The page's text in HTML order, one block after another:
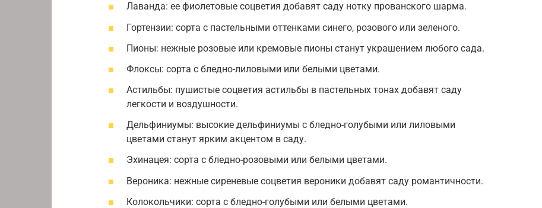
Лаванда: ее фиолетовые соцветия добавят саду нотку прованского шарма.
Гортензии: сорта с пастельными оттенками синего, розового или зеленого.
Пионы: нежные розовые или кремовые пионы станут украшением любого сада.
Флоксы: сорта с бледно-лиловыми или белыми цветами.
Астильбы: пушистые соцветия астильбы в пастельных тонах добавят саду
легкости и воздушности.
Дельфиниумы: высокие дельфиниумы с бледно-голубыми или лиловыми
цветами станут ярким акцентом в саду.
Эхинацея: сорта с бледно-розовыми или белыми цветами.
Вероника: нежные сиреневые соцветия вероники добавят саду романтичности.
Колокольчики: сорта с бледно-голубыми или белыми цветами.